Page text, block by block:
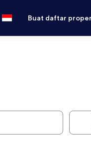
Buat daftar